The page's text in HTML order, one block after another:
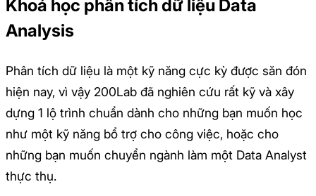
Khoá học phân tích dữ liệu Data
Analysis
Phân tích dữ liệu là một kỹ năng cực kỳ được săn đón
hiện nay, vì vậy 200Lab đã nghiên cứu rất kỹ và xây
dựng 1 lộ trình chuẩn dành cho những bạn muốn học
như một kỹ năng bổ trợ cho công việc, hoặc cho
những bạn muốn chuyển ngành làm một Data Analyst
thực thụ.